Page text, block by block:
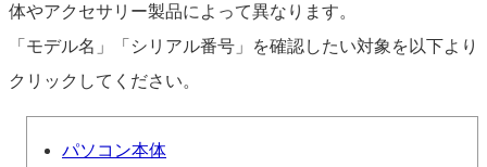
体やアクセサリー製品によって異なります。
「モデル名」「シリアル番号」を確認したい対象を以下より
クリックしてください。
パソコン本体